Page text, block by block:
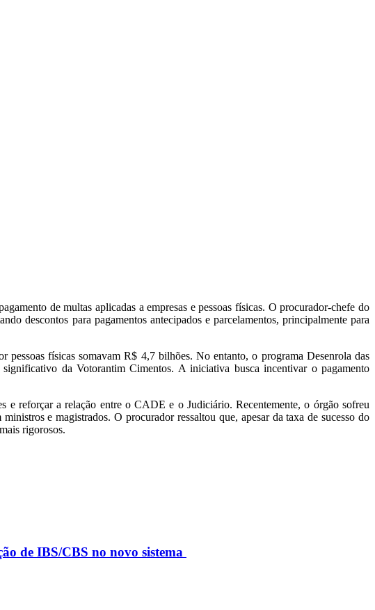
de multas aplicadas a empresas e pessoas físicas. O procurador-chefe do
descontos para pagamentos antecipados e parcelamentos, principalmente para
físicas somavam R$ 4,7 bilhões. No entanto, o programa Desenrola das
da Votorantim Cimentos. A iniciativa busca incentivar o pagamento
e reforçar a relação entre o CADE e o Judiciário. Recentemente, o órgão sofreu
e magistrados. O procurador ressaltou que, apesar da taxa de sucesso do
rigorosos.
de IBS/CBS no novo sistema